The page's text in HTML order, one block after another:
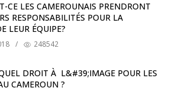
CE LES CAMEROUNAIS PRENDRONT
RESPONSABILITÉS POUR LA
LEUR ÉQUIPE?
/ 248542
DROIT À L&#39;IMAGE POUR LES
CAMEROUN ?